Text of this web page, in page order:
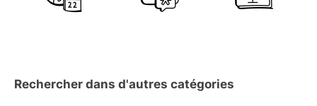
Rechercher dans d'autres catégories